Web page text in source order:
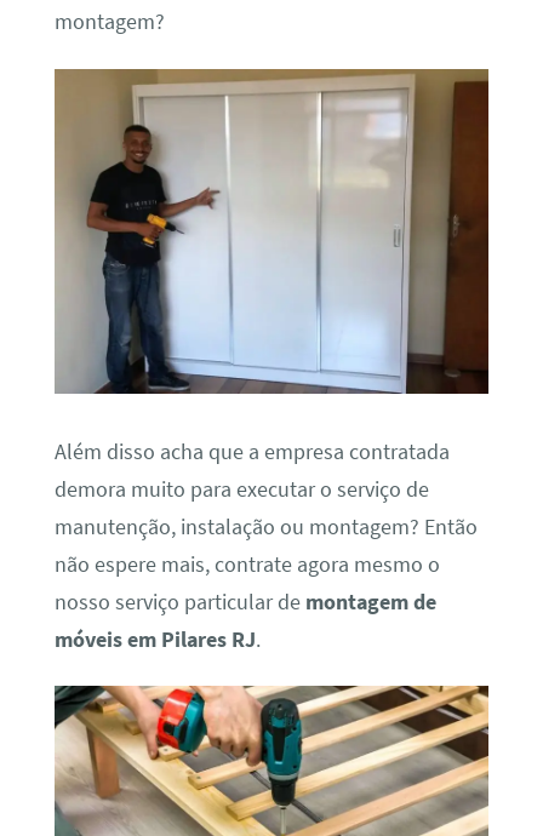
montagem?
Além disso acha que a empresa contratada
demora muito para executar o serviço de
manutenção, instalação ou montagem? Então
não espere mais, contrate agora mesmo o
nosso serviço particular de montagem de
móveis em Pilares RJ.